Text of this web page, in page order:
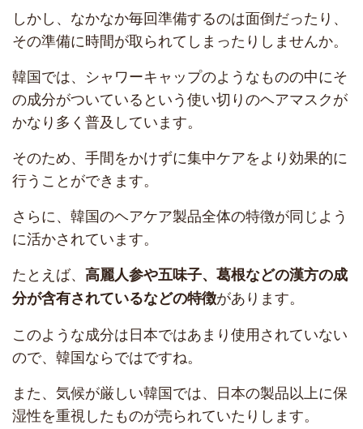
しかし、なかなか毎回準備するのは面倒だったり、
その準備に時間が取られてしまったりしませんか。
韓国では、シャワーキャップのようなものの中にそ
の成分がついているという使い切りのヘアマスクが
かなり多く普及しています。
そのため、手間をかけずに集中ケアをより効果的に
行うことができます。
さらに、韓国のヘアケア製品全体の特徴が同じよう
に活かされています。
たとえば、 高麗人参や五味子、葛根などの漢方の成
分が含有されているなどの特徴があります。
このような成分は日本ではあまり使用されていない
ので、韓国ならではですね。
また、気候が厳しい韓国では、日本の製品以上に保
湿性を重視したものが売られていたりします。